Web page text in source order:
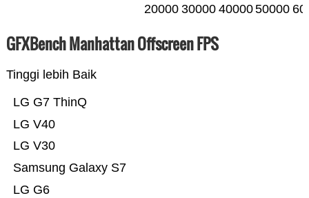
20000 30000 4000050000
GFXBench Manhattan Offscreen FPS
Tinggi lebih Baik
LG G6
Samsung Galaxy S7
LG V30
LG V40
LG G7 ThinQ